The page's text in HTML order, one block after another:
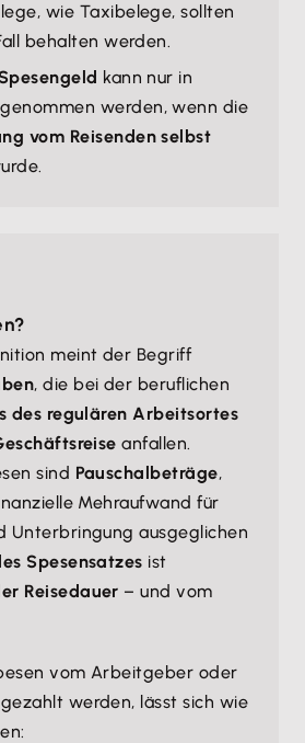
wie Taxibelege, sollten
behalten werden.
kann nur in
werden, wenn die
vom Reisenden selbst
meint der Begriff
, die bei der beruflichen
des regulären Arbeitsortes
anfallen.
sind Pauschalbeträge,
Mehraufwand für
Unterbringung ausgeglichen
Spesensatzes ist
Reisedauer – und vom
vom Arbeitgeber oder
werden, lässt sich wie